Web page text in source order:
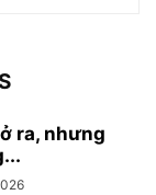
ra, nhưng